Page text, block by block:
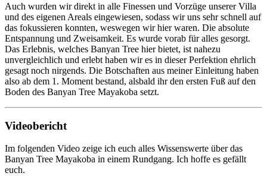
Auch wurden wir direkt in alle Finessen und Vorzüge unserer Villa
und des eigenen Areals eingewiesen, sodass wir uns sehr schnell auf
das fokussieren konnten, weswegen wir hier waren. Die absolute
Entspannung und Zweisamkeit. Es wurde vorab für alles gesorgt.
Das Erlebnis, welches Banyan Tree hier bietet, ist nahezu
unvergleichlich und erlebt haben wir es in dieser Perfektion ehrlich
gesagt noch nirgends. Die Botschaften aus meiner Einleitung haben
also ab dem 1. Moment bestand, alsbald ihr den ersten Fuß auf den
Boden des Banyan Tree Mayakoba setzt.
Videobericht
Im folgenden Video zeige ich euch alles Wissenswerte über das
Banyan Tree Mayakoba in einem Rundgang. Ich hoffe es gefällt
euch.